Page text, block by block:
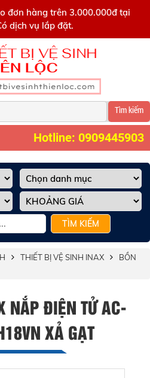
đơn hàng trên 3.000.000đ tại
dịch vụ lắp đặt.
Tìm kiếm
Hotline: 0909445903
TÌM KIẾM
THIẾT BỊ VỆ SINH INAX
BỒN
NẮP ĐIỆN TỬ AC-
XẢ GẠT